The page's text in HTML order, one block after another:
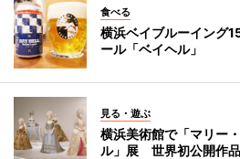
食べる
横浜ベイブルーイング
ール「ベイヘル」
見る・遊ぶ
横浜美術館で「マリー
ル」展 世界初公開作